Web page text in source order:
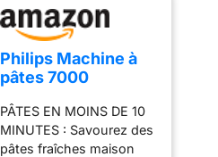
Philips Machine à
pâtes 7000
formes, pesée auto,
Blanc
PÂTES EN MOINS DE 10
MINUTES : Savourez des
pâtes fraîches maison